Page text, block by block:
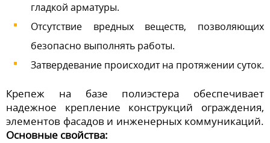
гладкой арматуры.
Отсутствие вредных веществ, позволяющих
безопасно выполнять работы.
Затвердевание происходит на протяжении суток.
Крепеж на базе полиэстера обеспечивает
надежное крепление конструкций ограждения,
элементов фасадов и инженерных коммуникаций.
Основные свойства: